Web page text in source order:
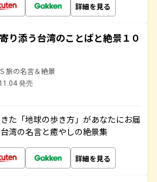
詳細を見る
り添う台湾のことばと絶景１０
旅の名言＆絶景
発売
た「地球の歩き方」があなたにお届
湾の名言と癒やしの絶景集
詳細を見る